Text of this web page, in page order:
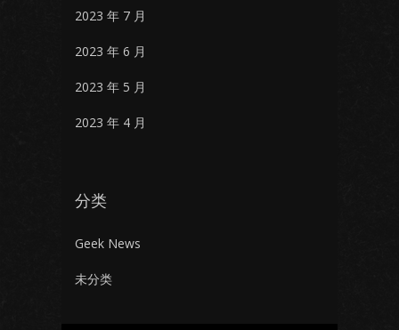
2023 年 7 月
2023 年 6 月
2023 年 5 月
2023 年 4 月
分类
Geek News
未分类